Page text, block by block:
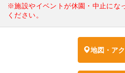
※施設やイベントが休園・中止にな
ください。
地図・ア